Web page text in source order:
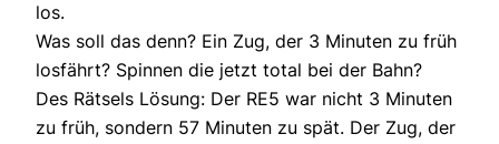
los.
Was soll das denn? Ein Zug, der 3 Minuten zu früh
losfährt? Spinnen die jetzt total bei der Bahn?
Des Rätsels Lösung: Der RE5 war nicht 3 Minuten
zu früh, sondern 57 Minuten zu spät. Der Zug, der